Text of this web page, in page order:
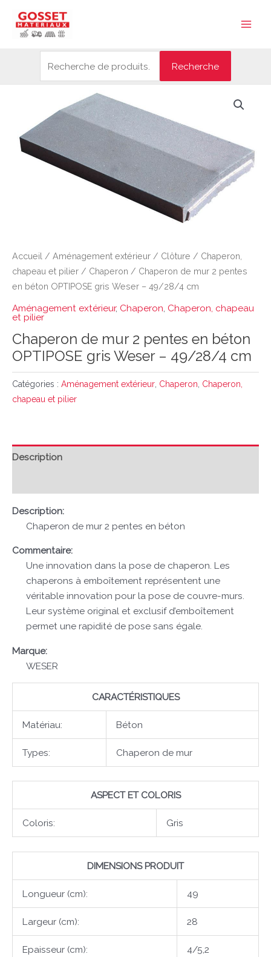
contenu
pour :
Recherche
Accueil / Aménagement extérieur / Clôture / Chaperon,
chapeau et pilier / Chaperon / Chaperon de mur 2 pentes
en béton OPTIPOSE gris Weser – 49/28/4 cm
Aménagement extérieur, Chaperon Chaperon, chapeau
et pilier
Chaperon de mur 2 pentes en béton
OPTIPOSE gris Weser – 49/28/4 cm
Catégories : Aménagement extérieur Chaperon Chaperon,
chapeau et pilier
Description
Description:
Chaperon de mur 2 pentes en béton
Commentaire:
Une innovation dans la pose de chaperon. Les
chaperons à emboîtement représentent une
véritable innovation pour la pose de couvre-murs.
Leur système original et exclusif d’emboîtement
permet une rapidité de pose sans égale.
Marque:
WESER
CARACTÉRISTIQUES
Matériau: Béton
Types: Chaperon de mur
ASPECT ET COLORIS
Coloris: Gris
DIMENSIONS PRODUIT
Longueur (cm): 49
Largeur (cm): 28
Epaisseur (cm): 4/5,2